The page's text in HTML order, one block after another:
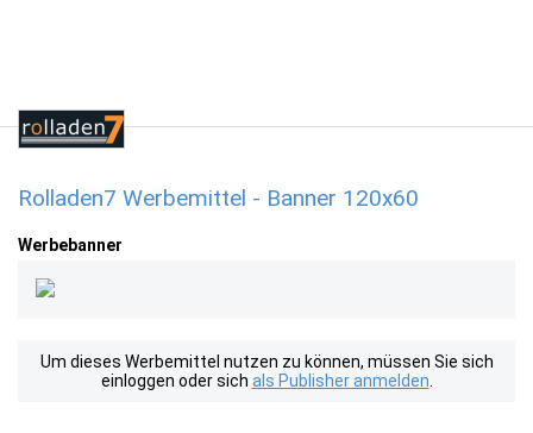
Rolladen7 Werbemittel - Banner 120x60
Werbebanner
Um dieses Werbemittel nutzen zu können, müssen Sie sich
einloggen oder sich als Publisher anmelden